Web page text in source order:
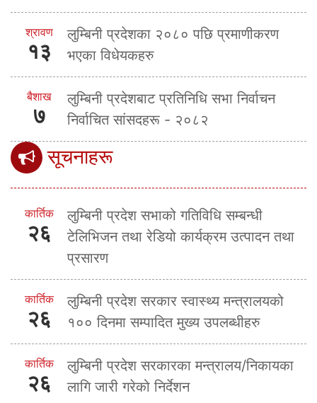
श्रावण
१३
लुम्बिनी प्रदेशका २०८० पछि प्रमाणीकरण
भएका विधेयकहरु
बैशाख
७
लुम्बिनी प्रदेशबाट प्रतिनिधि सभा निर्वाचन
निर्वाचित सांसदहरू - २०८२
सूचनाहरू
कार्तिक
२६
लुम्बिनी प्रदेश सभाको गतिविधि सम्बन्धी
टेलिभिजन तथा रेडियो कार्यक्रम उत्पादन तथा
प्रसारण
कार्तिक
२६
लुम्बिनी प्रदेश सरकार स्वास्थ्य मन्त्रालयको
१०० दिनमा सम्पादित मुख्य उपलब्धीहरु
कार्तिक
२६
लुम्बिनी प्रदेश सरकारका मन्त्रालय/निकायका
लागि जारी गरेको निर्देशन